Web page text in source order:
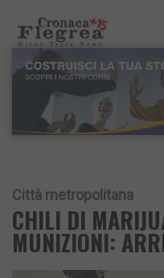
Città metropolitana
CHILI DI
MUNIZIONI: